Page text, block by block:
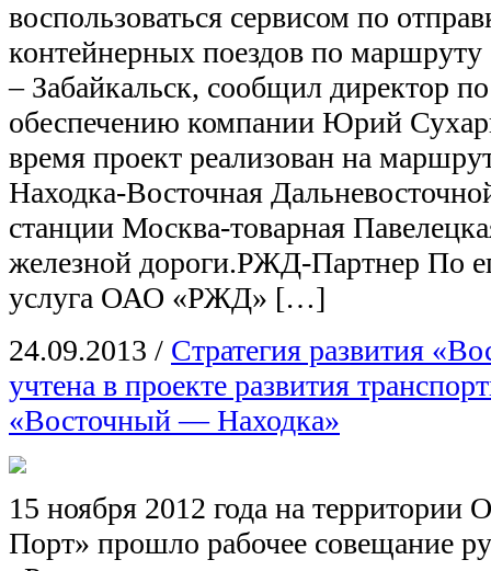
воспользоваться сервисом по
контейнерных поездов по маршруту
– Забайкальск, сообщил директор
обеспечению компании Юрий
время проект реализован на
Находка-Восточная
станции Москва-товарная
железной дороги.РЖД-Партнер По
услуга ОАО «РЖД» […]
24.09.2013 / Стратегия развития
учтена в проекте развития
«Восточный — Находка»
15 ноября 2012 года на
Порт» прошло рабочее совещание